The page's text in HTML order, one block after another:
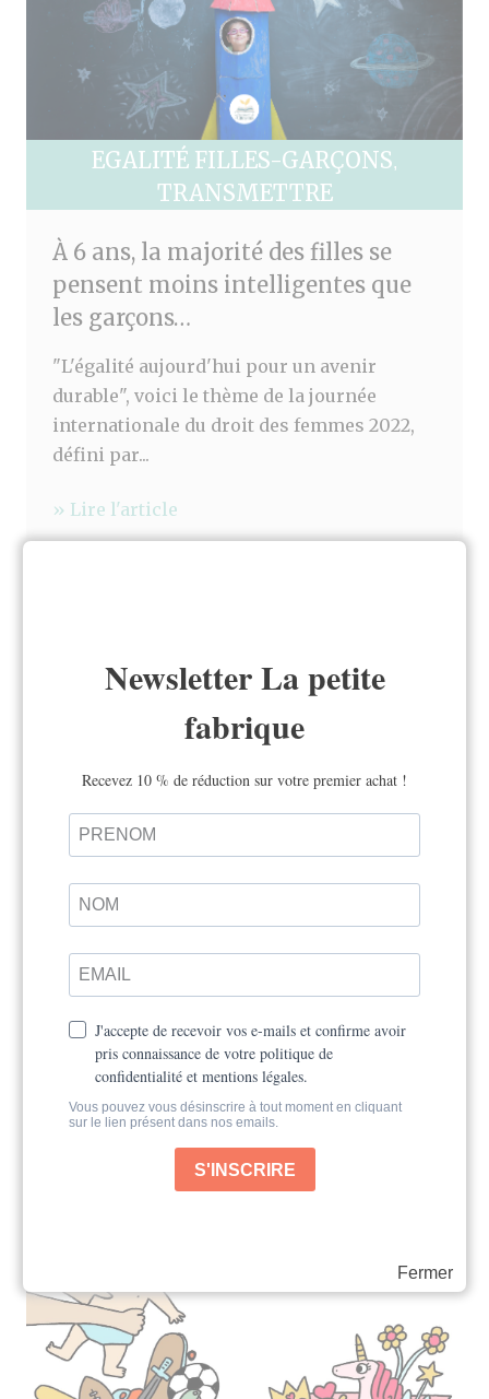
EGALITÉ FILLES-GARÇONS,
TRANSMETTRE
À 6 ans, la majorité des filles se
pensent moins intelligentes que
les garçons…
"L'égalité aujourd'hui pour un avenir
durable", voici le thème de la journée
internationale du droit des femmes 2022,
défini par...
» Lire l'article
EGALITÉ FILLES-GARÇONS,
TRANSMETTRE
stérotypes sexistes
Entretien avec Marianne Zuzula, éditrice à
La Ville brûle, a publié en 2014 un des
premiers livres français abordant de...
» Lire l'article
Fermer